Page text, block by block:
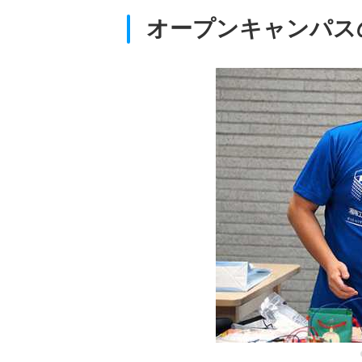
オープンキャンパス